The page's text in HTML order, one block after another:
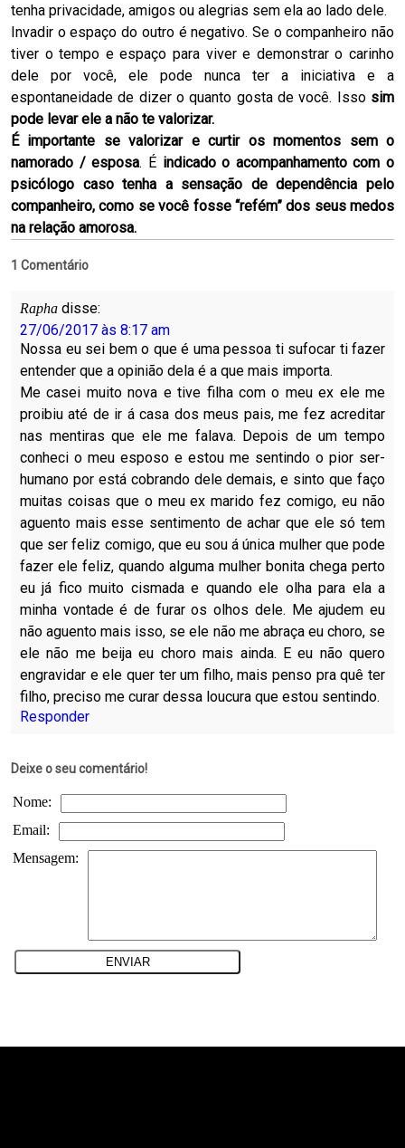
tenha privacidade, amigos ou alegrias sem ela ao lado dele.
Invadir o espaço do outro é negativo. Se o companheiro não
tiver o tempo e espaço para viver e demonstrar o carinho
dele por você, ele pode nunca ter a iniciativa e a
espontaneidade de dizer o quanto gosta de você. Issosim
pode levar ele a não te valorizar.
É importante se valorizar e curtir os momentos sem o
namorado / esposa. É indicado o acompanhamento com o
psicólogo caso tenha a sensação de dependência pelo
companheiro, como se você fosse “refém” dos seus medos
na relação amorosa.
1 Comentário
Rapha disse:
27/06/2017 às 8:17 am
Nossa eu sei bem o que é uma pessoa ti sufocar ti fazer
entender que a opinião dela é a que mais importa.
Me casei muito nova e tive filha com o meu ex ele me
proibiu até de ir á casa dos meus pais, me fez acreditar
nas mentiras que ele me falava. Depois de um tempo
conheci o meu esposo e estou me sentindo o pior ser-
humano por está cobrando dele demais, e sinto que faço
muitas coisas que o meu ex marido fez comigo, eu não
aguento mais esse sentimento de achar que ele só tem
que ser feliz comigo, que eu sou á única mulher que pode
fazer ele feliz, quando alguma mulher bonita chega perto
eu já fico muito cismada e quando ele olha para ela a
minha vontade é de furar os olhos dele. Me ajudem eu
não aguento mais isso, se ele não me abraça eu choro, se
ele não me beija eu choro mais ainda. E eu não quero
engravidar e ele quer ter um filho, mais penso pra quê ter
filho, preciso me curar dessa loucura que estou sentindo.
Responder
Deixe o seu comentário!
Nome:
Email:
Mensagem: